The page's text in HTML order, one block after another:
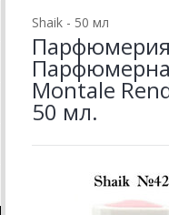
Shaik - 50 мл
Парфюмерия
Montale
50 мл.